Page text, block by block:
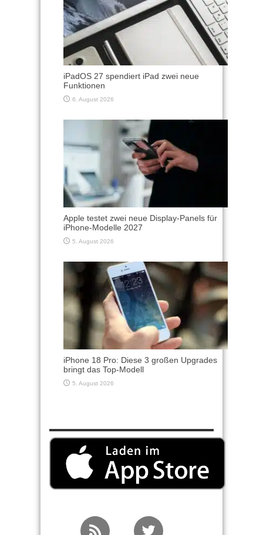
iPadOS 27 spendiert iPad zwei neue
Funktionen
6. August 2026
Apple testet zwei neue Display-Panels für
iPhone-Modelle 2027
5. August 2026
iPhone 18 Pro: Diese 3 großen Upgrades
bringt das Top-Modell
5. August 2026